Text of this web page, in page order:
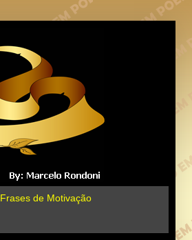
Frases de Motivação